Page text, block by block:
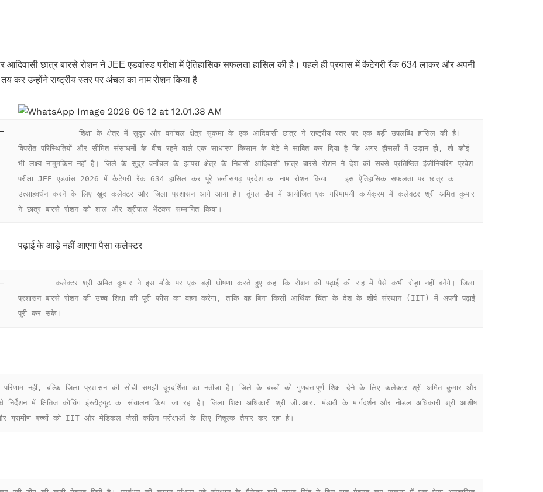
छात्र बारसे रोशन ने JEE एडवांस्ड परीक्षा में ऐतिहासिक सफलता हासिल की है। पहले ही प्रयास में कैटेगरी रैंक 634 लाकर और अपनी
कर उन्होंने राष्ट्रीय स्तर पर अंचल का नाम रोशन किया है
विपरीत परिस्थितियों और सीमित संसाधनों के बीच रहने वाले एक साधारण किसान के बेटे ने साबित कर दिया है कि अगर हौसलों में उड़ान हो, तो कोई
भी लक्ष्य नामुमकिन नहीं है। जिले के सुदूर वनाँचल के झापरा क्षेत्र के निवासी आदिवासी छात्र बारसे रोशन ने देश की सबसे प्रतिष्ठित इंजीनियरिंग प्रवेश
परीक्षा JEE एडवांस 2026 में कैटेगरी रैंक 634 हासिल कर पूरे छत्तीसगढ़ प्रदेश का नाम रोशन किया    इस ऐतिहासिक सफलता पर छात्र का
उत्साहवर्धन करने के लिए खुद कलेक्टर और जिला प्रशासन आगे आया है। तुंगल डैम में आयोजित एक गरिमामयी कार्यक्रम में कलेक्टर श्री अमित कुमार
ने छात्र बारसे रोशन को शाल और श्रीफल भेंटकर सम्मानित किया।
पढ़ाई के आड़े नहीं आएगा पैसा कलेक्टर
प्रशासन बारसे रोशन की उच्च शिक्षा की पूरी फीस का वहन करेगा, ताकि वह बिना किसी आर्थिक चिंता के देश के शीर्ष संस्थान (IIT) में अपनी पढ़ाई
पूरी कर सके।
में क्षितिज कोचिंग इंस्टीट्यूट का संचालन किया जा रहा है। जिला शिक्षा अधिकारी श्री जी.आर. मंडावी के मार्गदर्शन और नोडल अधिकारी श्री आशीष
ग्रामीण बच्चों को IIT और मेडिकल जैसी कठिन परीक्षाओं के लिए निशुल्क तैयार कर रहा है।